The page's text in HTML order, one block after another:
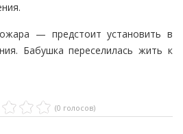
— предстоит установить в
Бабушка переселилась жить к
(0 голосов)